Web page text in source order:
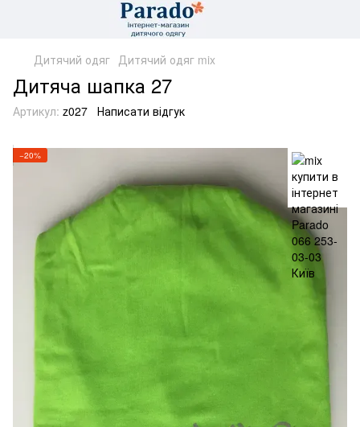
Дитячий одяг Дитячий одяг mix
Дитяча шапка 27
Артикул: z027 Написати відгук
−20%